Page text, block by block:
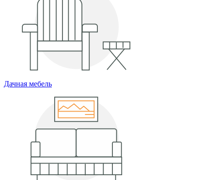
Дачная мебель